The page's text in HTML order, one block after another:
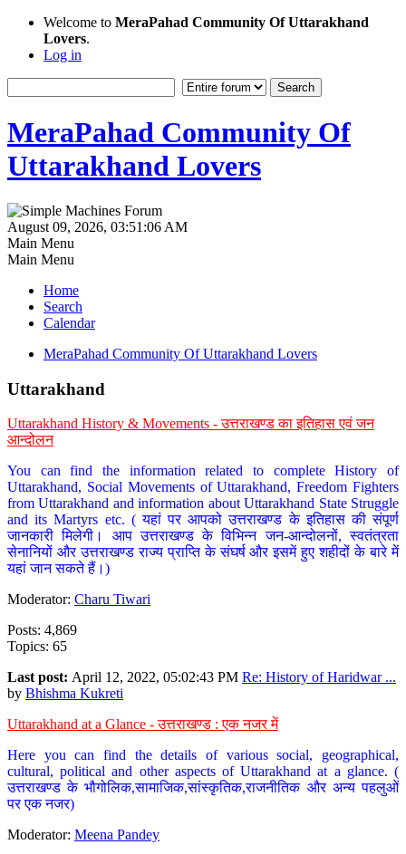
Welcome to MeraPahad Community Of Uttarakhand
Lovers.
Log in
MeraPahad Community Of
Uttarakhand Lovers
August 09, 2026, 03:51:06 AM
Main Menu
Main Menu
Home
Search
Calendar
MeraPahad Community Of Uttarakhand Lovers
Uttarakhand
Uttarakhand History & Movements - उत्तराखण्ड का इतिहास एवं जन
आन्दोलन
You can find the information related to complete History of
Uttarakhand, Social Movements of Uttarakhand, Freedom Fighters
from Uttarakhand and information about Uttarakhand State Struggle
and its Martyrs etc. ( यहां पर आपको उत्तराखण्ड के इतिहास की संपूर्ण
जानकारी मिलेगी। आप उत्तराखण्ड के विभिन्न जन-आन्दोलनों, स्वतंत्रता
सेनानियों और उत्तराखण्ड राज्य प्राप्ति के संघर्ष और इसमें हुए शहीदों के बारे में
यहां जान सकते हैं।)
Moderator: Charu Tiwari
Posts: 4,869
Topics: 65
Last post: April 12, 2022, 05:02:43 PM Re: History of Haridwar ...
by Bhishma Kukreti
Uttarakhand at a Glance - उत्तराखण्ड : एक नजर में
Here you can find the details of various social, geographical,
cultural, political and other aspects of Uttarakhand at a glance. (
उत्तराखण्ड के भौगोलिक,सामाजिक,सांस्कृतिक,राजनीतिक और अन्य पहलुओं
पर एक नजर)
Moderator: Meena Pandey